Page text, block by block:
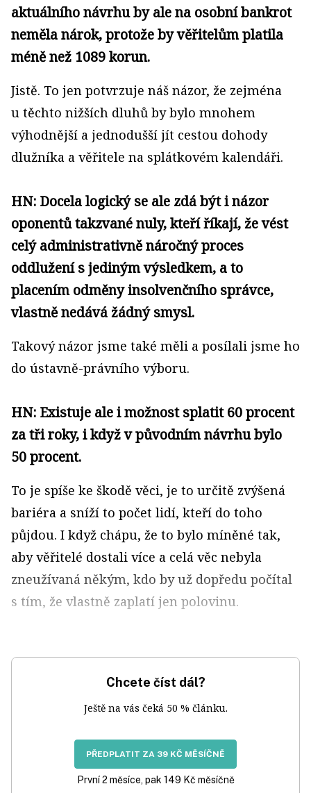
aktuálního návrhu by ale na osobní bankrot
neměla nárok, protože by věřitelům platila
méně než 1089 korun.
Jistě. To jen potvrzuje náš názor, že zejména
u těchto nižších dluhů by bylo mnohem
výhodnější a jednodušší jít cestou dohody
dlužníka a věřitele na splátkovém kalendáři.
HN: Docela logický se ale zdá být i názor
oponentů takzvané nuly, kteří říkají, že vést
celý administrativně náročný proces
oddlužení s jediným výsledkem, a to
placením odměny insolvenčního správce,
vlastně nedává žádný smysl.
Takový názor jsme také měli a posílali jsme ho
do ústavně-právního výboru.
HN: Existuje ale i možnost splatit 60 procent
za tři roky, i když v původním návrhu bylo
50 procent.
To je spíše ke škodě věci, je to určitě zvýšená
bariéra a sníží to počet lidí, kteří do toho
půjdou. I když chápu, že to bylo míněné tak,
aby věřitelé dostali více a celá věc nebyla
zneužívaná někým, kdo by už dopředu počítal
s tím, že vlastně zaplatí jen polovinu.
Chcete číst dál?
Ještě na vás čeká 50 % článku.
PŘEDPLATIT ZA 39 KČ MĚSÍČNĚ
První 2 měsíce, pak 149 Kč měsíčně